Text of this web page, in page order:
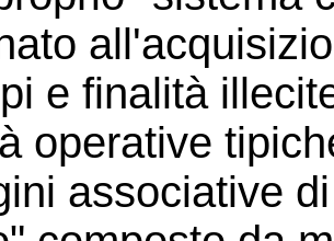
e finalità
operative
associative